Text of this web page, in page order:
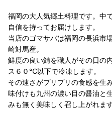
福岡の大人気郷土料理です。中
自信を持ってお届けします。
当店のゴマサバは福岡の長浜市
崎対馬産。
鮮度の良い鯖を職人がその日の
ス６０℃以下で冷凍します。
その速さがプリプリの食感を生
味付けも九州の濃い目の醤油と
みも無く美味しく召し上がれます